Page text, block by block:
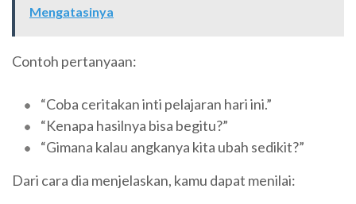
Mengatasinya
Contoh pertanyaan:
“Coba ceritakan inti pelajaran hari ini.”
“Kenapa hasilnya bisa begitu?”
“Gimana kalau angkanya kita ubah sedikit?”
Dari cara dia menjelaskan, kamu dapat menilai: